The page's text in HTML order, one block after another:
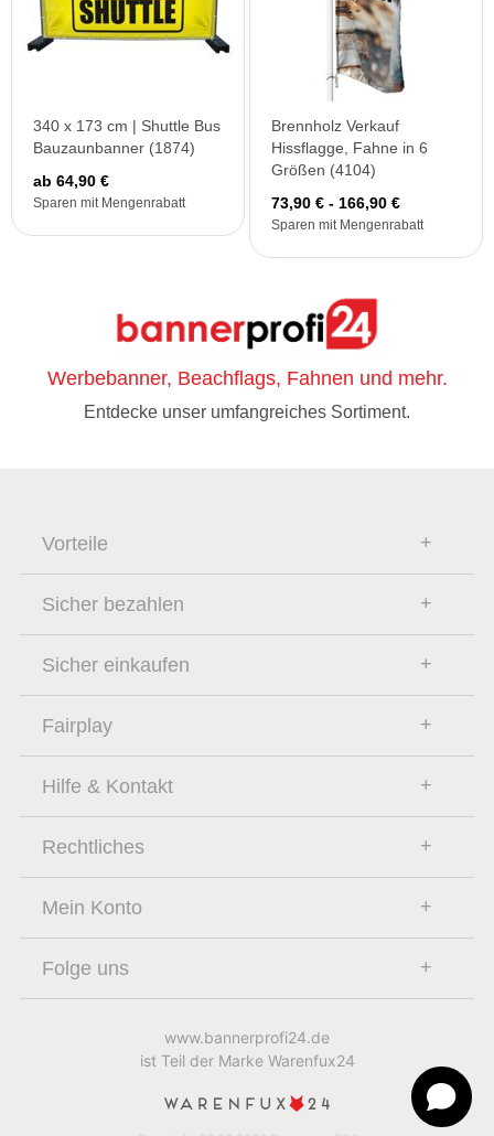
340 x 173 cm | Shuttle Bus
Bauzaunbanner (1874)
ab 64,90 €
Sparen mit Mengenrabatt
Brennholz Verkauf
Hissflagge, Fahne in 6
Größen (4104)
73,90 € - 166,90 €
Sparen mit Mengenrabatt
Werbebanner, Beachflags, Fahnen und mehr.
Entdecke unser umfangreiches Sortiment.
Vorteile
Sicher bezahlen
Sicher einkaufen
Fairplay
Hilfe & Kontakt
Rechtliches
Mein Konto
Folge uns
www.bannerprofi24.de
ist Teil der Marke Warenfux24